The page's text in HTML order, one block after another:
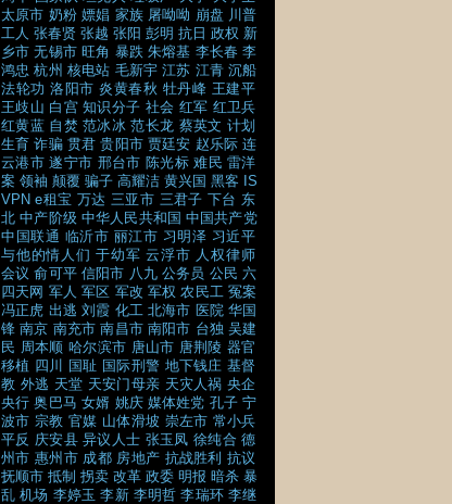
太原市 奶粉 嫖娼 家族 屠呦呦 崩盘 川普
工人 张春贤 张越 张阳 彭明 抗日 政权 新
乡市 无锡市 旺角 暴跌 朱熔基 李长春 李
鸿忠 杭州 核电站 毛新宇 江苏 江青 沉船
法轮功 洛阳市 炎黄春秋 牡丹峰 王建平
王歧山 白宫 知识分子 社会 红军 红卫兵
红黄蓝 自焚 范冰冰 范长龙 蔡英文 计划
生育 诈骗 贯君 贵阳市 贾廷安 赵乐际 连
云港市 遂宁市 邢台市 陈光标 难民 雷洋
案 领袖 颠覆 骗子 高耀洁 黄兴国 黑客
IS
VPN e租宝 万达 三亚市 三君子 下台 东
北 中产阶级 中华人民共和国 中国共产党
中国联通 临沂市 丽江市 习明泽 习近平
与他的情人们 于幼军 云浮市 人权律师
会议 俞可平 信阳市 八九 公务员 公民 六
四天网 军人 军区 军改 军权 农民工 冤案
冯正虎 出逃 刘霞 化工 北海市 医院 华国
锋 南京 南充市 南昌市 南阳市 台独 吴建
民 周本顺 哈尔滨市 唐山市 唐荆陵 器官
移植 四川 国耻 国际刑警 地下钱庄 基督
教 外逃 天堂 天安门母亲 天灾人祸 央企
央行 奥巴马 女婿 姚庆 媒体姓党 孔子 宁
波市 宗教 官媒 山体滑坡 崇左市 常小兵
平反 庆安县 异议人士 张玉凤 徐纯合 德
州市 惠州市 成都 房地产 抗战胜利 抗议
抚顺市 抵制 拐卖 改革 政委 明报 暗杀 暴
乱 机场 李婷玉 李新 李明哲 李瑞环 李继